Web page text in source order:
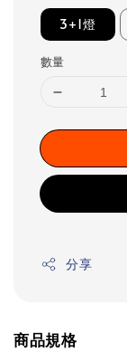
3+1燈
數量
分享
商品規格